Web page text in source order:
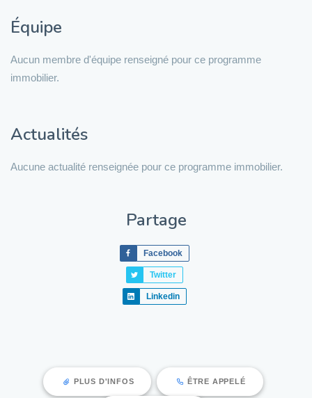
Équipe
Aucun membre d'équipe renseigné pour ce programme
immobilier.
Actualités
Aucune actualité renseignée pour ce programme immobilier.
Partage
Facebook
Twitter
Linkedin
PLUS D'INFOS ÊTRE APPELÉ